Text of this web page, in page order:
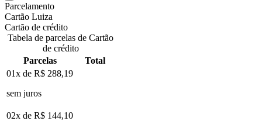
Parcelamento
Cartão Luiza
Cartão de crédito
Tabela de parcelas de Cartão
de crédito
Parcelas
Total
01x de R$ 288,19
sem juros
02x de R$ 144,10